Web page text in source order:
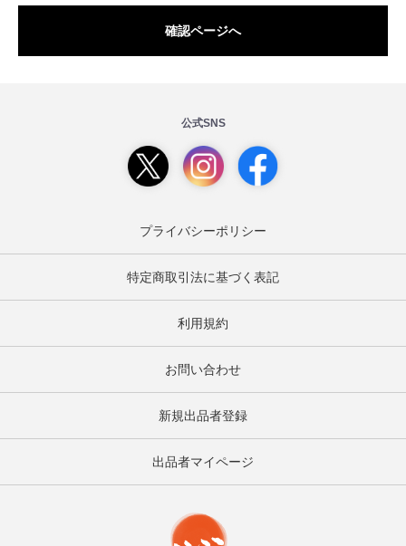
確認ページへ
公式SNS
プライバシーポリシー
特定商取引法に基づく表記
利用規約
お問い合わせ
新規出品者登録
出品者マイページ